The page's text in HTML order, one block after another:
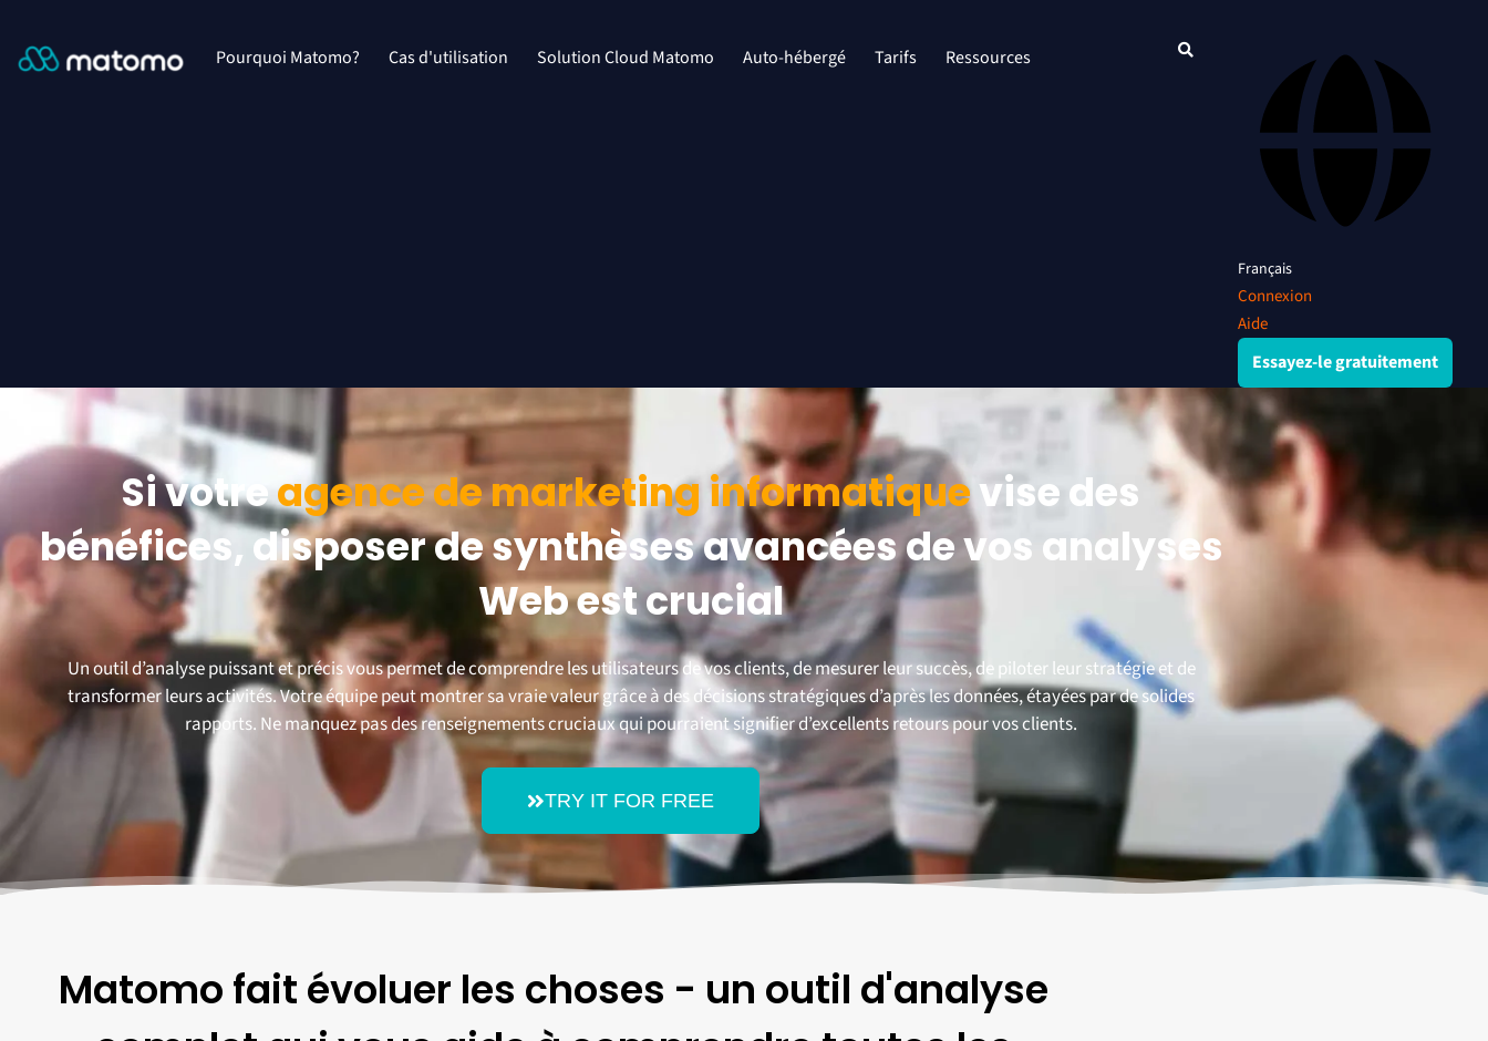
Pourquoi Matomo? Cas d'utilisation Solution Cloud Matomo Auto-hébergé Tarifs Ressources
Français
Connexion
Aide
Essayez-le gratuitement
Si votreagence de marketing informatiquevise des
bénéfices, disposer de synthèses avancées de vos analyses
Web est crucial
Un outil d’analyse puissant et précis vous permet de comprendre les utilisateurs de vos clients, de mesurer leur succès, de piloter leur stratégie et de
transformer leurs activités. Votre équipe peut montrer sa vraie valeur grâce à des décisions stratégiques d’après les données, étayées par de solides
rapports. Ne manquez pas des renseignements cruciaux qui pourraient signifier d’excellents retours pour vos clients.
TRY IT FOR FREE
Matomo fait évoluer les choses - un outil d'analyse